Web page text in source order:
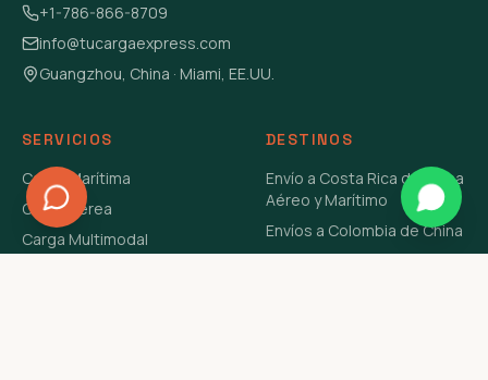
+1-786-866-8709
info@tucargaexpress.com
Guangzhou, China · Miami, EE.UU.
SERVICIOS
Carga Marítima
Carga Aérea
Carga Multimodal
DESTINOS
Envío a Costa Rica de China
Aéreo y Marítimo
Envíos a Colombia de China